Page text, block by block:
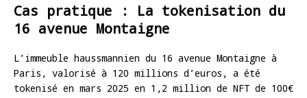
Cas pratique : La tokenisation du
16 avenue Montaigne
L’immeuble haussmannien du 16 avenue Montaigne à
Paris, valorisé à 120 millions d’euros, a été
tokenisé en mars 2025 en 1,2 million de NFT de 100€